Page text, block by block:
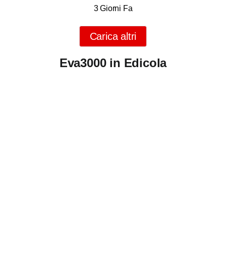
3 Giorni Fa
Carica altri
Eva3000 in Edicola